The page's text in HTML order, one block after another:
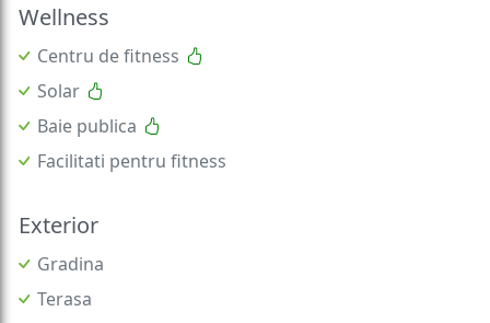
Wellness
Centru de fitness
Solar
Baie publica
Facilitati pentru fitness
Exterior
Gradina
Terasa